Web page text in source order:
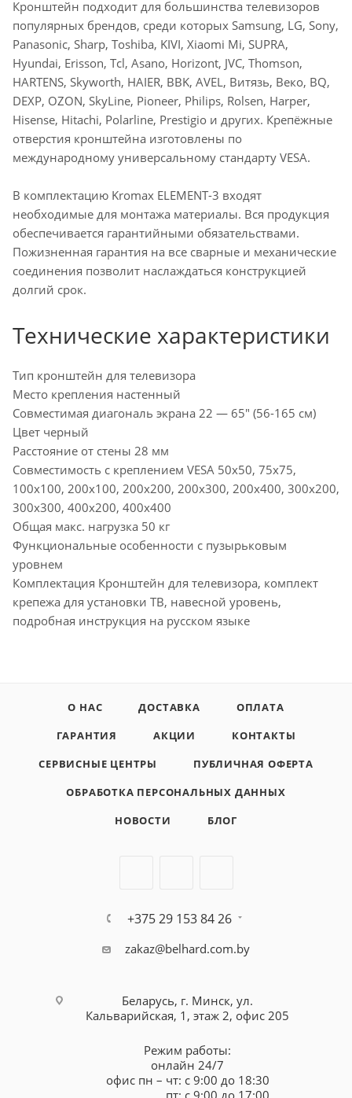
Кронштейн подходит для большинства телевизоров
популярных брендов, среди которых Samsung, LG, Sony,
Panasonic, Sharp, Toshiba, KIVI, Xiaomi Mi, SUPRA,
Hyundai, Erisson, Tcl, Asano, Horizont, JVC, Thomson,
HARTENS, Skyworth, HAIER, BBK, AVEL, Витязь, Веко, BQ,
DEXP, OZON, SkyLine, Pioneer, Philips, Rolsen, Harper,
Hisense, Hitachi, Polarline, Prestigio и других. Крепёжные
отверстия кронштейна изготовлены по
международному универсальному стандарту VESA.
В комплектацию Kromax ELEMENT-3 входят
необходимые для монтажа материалы. Вся продукция
обеспечивается гарантийными обязательствами.
Пожизненная гарантия на все сварные и механические
соединения позволит наслаждаться конструкцией
долгий срок.
Технические характеристики
Тип кронштейн для телевизора
Место крепления настенный
Совместимая диагональ экрана 22 — 65" (56-165 см)
Цвет черный
Расстояние от стены 28 мм
Совместимость с креплением VESA 50x50, 75x75,
100x100, 200x100, 200x200, 200x300, 200x400, 300x200,
300x300, 400x200, 400x400
Общая макс. нагрузка 50 кг
Функциональные особенности с пузырьковым
уровнем
Комплектация Кронштейн для телевизора, комплект
крепежа для установки ТВ, навесной уровень,
подробная инструкция на русском языке
О НАС ДОСТАВКА
ОПЛАТА
ГАРАНТИЯ
АКЦИИ
КОНТАКТЫ
СЕРВИСНЫЕ ЦЕНТРЫ
ПУБЛИЧНАЯ ОФЕРТА
ОБРАБОТКА ПЕРСОНАЛЬНЫХ ДАННЫХ
НОВОСТИ
БЛОГ
+375 29 153 84 26
zakaz@belhard.com.by
Беларусь, г. Минск, ул.
Кальварийская, 1, этаж 2, офис 205
Режим работы:
онлайн 24/7
офис пн – чт: с 9:00 до 18:30